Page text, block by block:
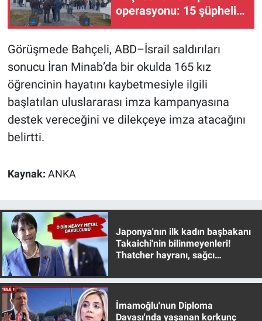
operasyonu: 15 şüpheli
Görüşmede Bahçeli, ABD–İsrail saldırıları
sonucu İran Minab’da bir okulda 165 kız
öğrencinin hayatını kaybetmesiyle ilgili
başlatılan uluslararası imza kampanyasına
destek vereceğini ve dilekçeye imza atacağını
belirtti.
Kaynak: ANKA
Japonya'nın ilk kadın başbakanı
Takaichi'nin bilinmeyenleri!
Thatcher hayranı, sağcı
İmamoğlu'nun Diploma
Davası'nda yaşanan korkunç
Kültür Sanat
Nedir
Popüler
Programlar
Teknoloji
Türkiye'nin Geleceği
Türkiye'nin Gündemi
Yerel Gündem